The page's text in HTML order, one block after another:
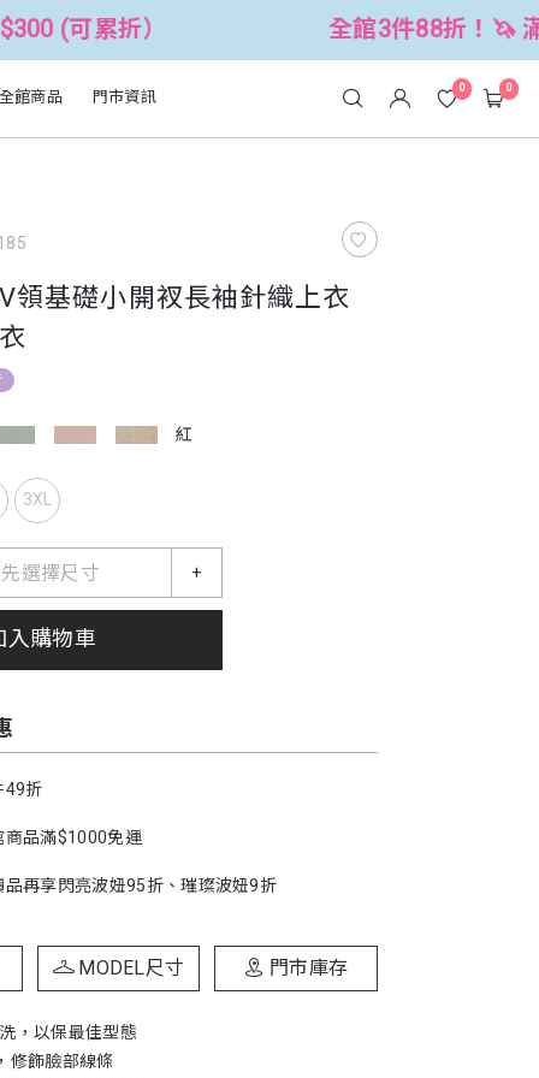
全館3件88折！🦄 滿$2500折$300 (
全館商品 門市資訊 0 0
領基礎小開衩長袖針織上衣
紅
3XL
選擇尺寸 +
入購物車
49折
商品滿$1000免運
品再享閃亮波妞95折、璀璨波妞9折
MODEL尺寸 門市庫存
，以保最佳型態
修飾臉部線條